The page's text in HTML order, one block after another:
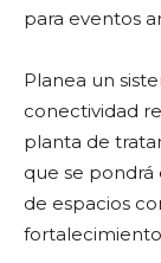
para eventos
Planea un
conectividad
planta de
que se pondrá
de espacios